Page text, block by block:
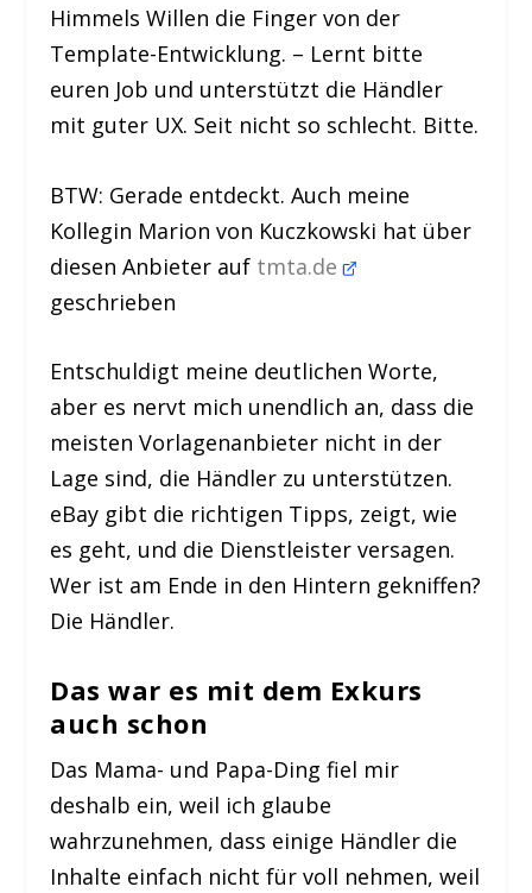
Himmels Willen die Finger von der
Template-Entwicklung. – Lernt bitte
euren Job und unterstützt die Händler
mit guter UX. Seit nicht so schlecht. Bitte.
BTW: Gerade entdeckt. Auch meine
Kollegin Marion von Kuczkowski hat über
diesen Anbieter auf tmta.de
geschrieben
Entschuldigt meine deutlichen Worte,
aber es nervt mich unendlich an, dass die
meisten Vorlagenanbieter nicht in der
Lage sind, die Händler zu unterstützen.
eBay gibt die richtigen Tipps, zeigt, wie
es geht, und die Dienstleister versagen.
Wer ist am Ende in den Hintern gekniffen?
Die Händler.
Das war es mit dem Exkurs
auch schon
Das Mama- und Papa-Ding fiel mir
deshalb ein, weil ich glaube
wahrzunehmen, dass einige Händler die
Inhalte einfach nicht für voll nehmen, weil